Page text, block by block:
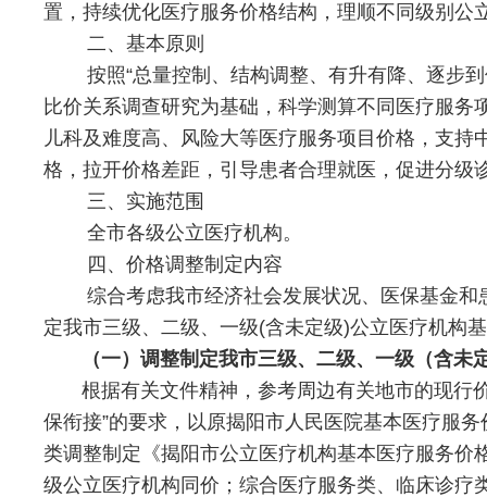
置，持续优化医疗服务价格结构，理顺不同级别公
二、基本原则
按照“总量控制、结构调整、有升有降、逐步到
比价关系调查研究为基础，科学测算不同医疗服
儿科及难度高、风险大等医疗服务项目价格，支
格，拉开价格差距，引导患者合理就医，促进分级
三、实施范围
全市各级公立医疗机构。
四、价格调整制定内容
综合考虑我市经济社会发展状况、医保基金和
定我市三级、二级、一级(含未定级)公立医疗机构
（一）调整制定我市三级、二级、一级（含未
根据有关文件精神，参考周边有关地市的现行
保衔接”的要求，以原揭阳市人民医院基本医疗服
类调整制定《揭阳市公立医疗机构基本医疗服务
级公立医疗机构同价；综合医疗服务类、临床诊